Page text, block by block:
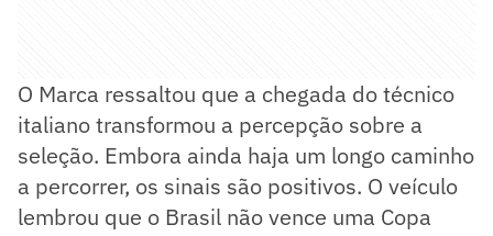
O Marca ressaltou que a chegada do técnico
italiano transformou a percepção sobre a
seleção. Embora ainda haja um longo caminho
a percorrer, os sinais são positivos. O veículo
lembrou que o Brasil não vence uma Copa